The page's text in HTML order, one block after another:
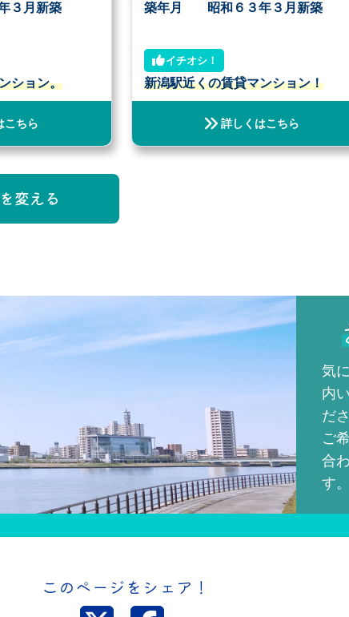
３月新築
ション。
こちら
築年月 昭和６３年３月新築
イチオシ！
新潟駅近くの賃貸マンション！
詳しくはこちら
変える
気
内
だ
ご
合
す。
このページをシェア！